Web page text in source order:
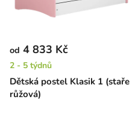
Dětská postel Klasik 1 (staře
růžová)
od 4 833 Kč
2 - 5 týdnů